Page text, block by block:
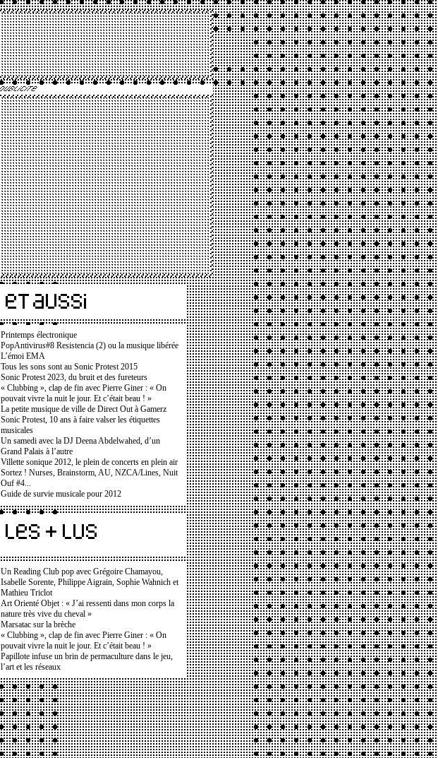
Printemps électronique
PopAntivirus#8 Resistencia (2) ou la musique libérée
L’émoi EMA
Tous les sons sont au Sonic Protest 2015
Sonic Protest 2023, du bruit et des fureteurs
« Clubbing », clap de fin avec Pierre Giner : « On
pouvait vivre la nuit le jour. Et c’était beau ! »
La petite musique de ville de Direct Out à Gamerz
Sonic Protest, 10 ans à faire valser les étiquettes
musicales
Un samedi avec la DJ Deena Abdelwahed, d’un
Grand Palais à l’autre
Villette sonique 2012, le plein de concerts en plein air
Sortez ! Nurses, Brainstorm, AU, NZCA/Lines, Nuit
Ouf #4...
Guide de survie musicale pour 2012
Un Reading Club pop avec Grégoire Chamayou,
Isabelle Sorente, Philippe Aigrain, Sophie Wahnich et
Mathieu Triclot
Art Orienté Objet : « J’ai ressenti dans mon corps la
nature très vive du cheval »
Marsatac sur la brèche
« Clubbing », clap de fin avec Pierre Giner : « On
pouvait vivre la nuit le jour. Et c’était beau ! »
Papillote infuse un brin de permaculture dans le jeu,
l’art et les réseaux